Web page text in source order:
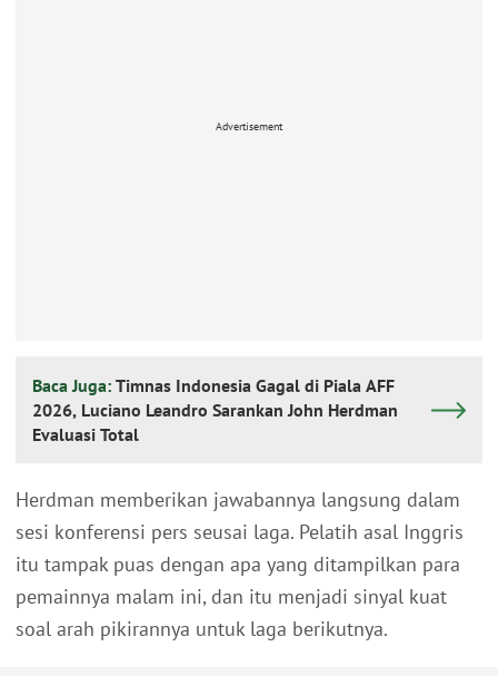
Advertisement
Baca Juga: Timnas Indonesia Gagal di Piala AFF
2026, Luciano Leandro Sarankan John Herdman
Evaluasi Total
Herdman memberikan jawabannya langsung dalam
sesi konferensi pers seusai laga. Pelatih asal Inggris
itu tampak puas dengan apa yang ditampilkan para
pemainnya malam ini, dan itu menjadi sinyal kuat
soal arah pikirannya untuk laga berikutnya.